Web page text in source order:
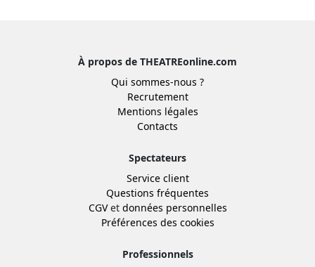
À propos de THEATREonline.com
Qui sommes-nous ?
Recrutement
Mentions légales
Contacts
Spectateurs
Service client
Questions fréquentes
CGVet données personnelles
Préférences des cookies
Professionnels